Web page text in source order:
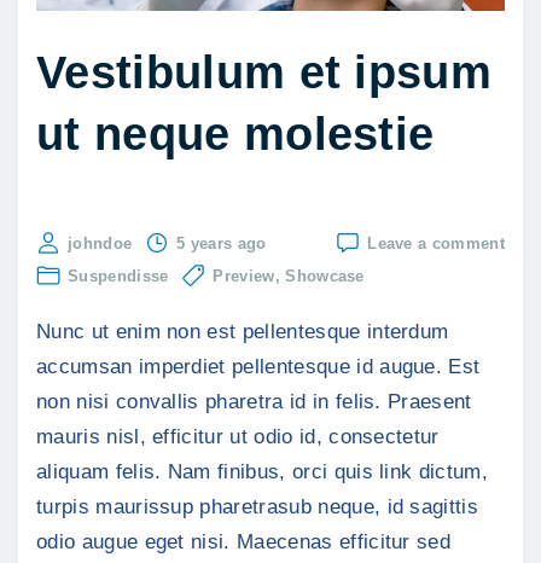
l
s
e
f
i
b
u
s
c
o
m
Vestibulum et ipsum
ut neque molestie
Leave a commenton
johndoe
5 years ago
Suspendisse
Preview Showcase
Nunc ut enim non est pellentesque interdum
accumsan imperdiet pellentesque id augue. Est
non nisi convallis pharetra id in felis. Praesent
mauris nisl, efficitur ut odio id, consectetur
aliquam felis. Nam finibus, orci quis link dictum,
turpis maurissup pharetrasub neque, id sagittis
odio augue eget nisi. Maecenas efficitur sed